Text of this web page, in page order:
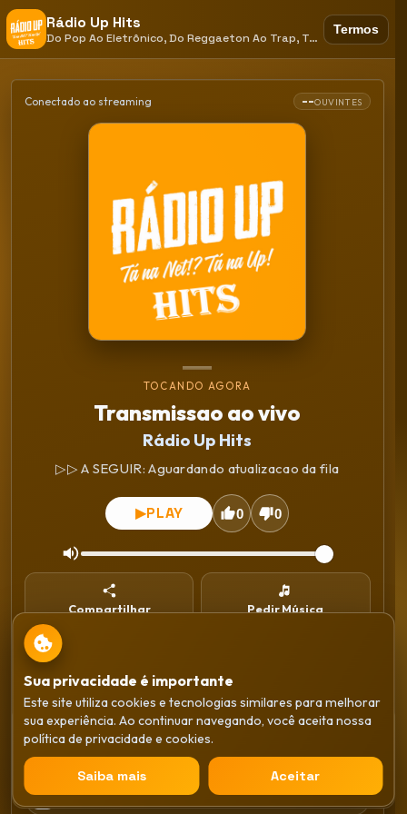
Rádio Up Hits
Do Pop Ao Eletrônico, Do Reggaeton Ao Trap, Toca Aqui
Termos
Conectado ao streaming --OUVINTES
TOCANDO AGORA
Transmissao ao vivo
Rádio Up Hits
▷▷ A SEGUIR: Aguardando atualizacao da fila
▶PLAY 0 0
Compartilhar Pedir Música
Gêneros
Sertaneja
Anos 80
Sua privacidade é importante
Este site utiliza cookies e tecnologias similares para melhorar
sua experiência. Ao continuar navegando, você aceita nossa
política de privacidade e cookies.
Saiba mais Aceitar
Transmissao ao vivo
Rádio Up Hits
▶PLAY
×